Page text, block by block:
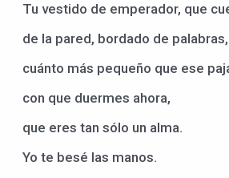
Tu vestido de emperador, que
de la pared, bordado de palabras,
cuánto más pequeño que ese
con que duermes ahora,
que eres tan sólo un alma.
Yo te besé las manos.